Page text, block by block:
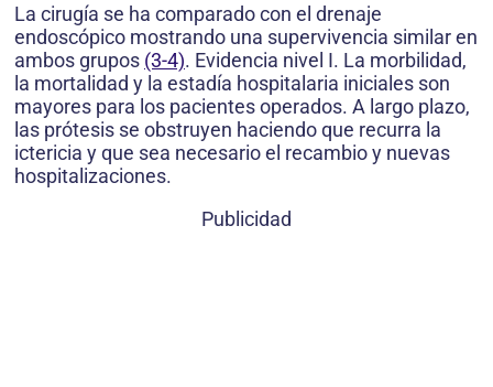
La cirugía se ha comparado con el drenaje
endoscópico mostrando una supervivencia similar en
ambos grupos (3-4). Evidencia nivel I. La morbilidad,
la mortalidad y la estadía hospitalaria iniciales son
mayores para los pacientes operados. A largo plazo,
las prótesis se obstruyen haciendo que recurra la
ictericia y que sea necesario el recambio y nuevas
hospitalizaciones.
Publicidad